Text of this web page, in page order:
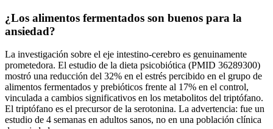
¿Los alimentos fermentados son buenos para la
ansiedad?
La investigación sobre el eje intestino-cerebro es genuinamente
prometedora. El estudio de la dieta psicobiótica (PMID 36289300)
mostró una reducción del 32% en el estrés percibido en el grupo de
alimentos fermentados y prebióticos frente al 17% en el control,
vinculada a cambios significativos en los metabolitos del triptófano.
El triptófano es el precursor de la serotonina. La advertencia: fue un
estudio de 4 semanas en adultos sanos, no en una población clínica